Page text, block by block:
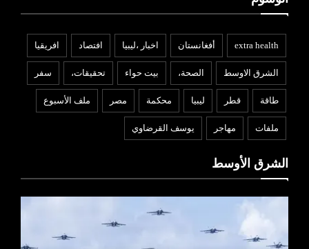
extra health أفغانستان اخبار ،ليبيا افتصاد افريقيا
الشرق الاوسط الصحة، بيت حواء تحقيقات، سفر
طاقة قطر ليبيا محكمة مصر ملف الأسبوع
ملفات مهاجر يوسف القرضاوي
الشرق الأوسط